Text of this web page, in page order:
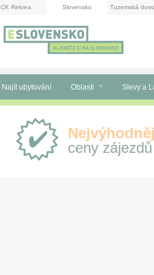
CK Rekrea Slovensko Tuzemská
Najít ubytování Oblasti Slevy a
Proč
e-
Slovensko.cz?ceny zájezdů